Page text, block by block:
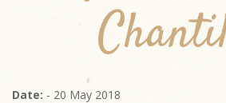
Date: - 20 May 2018